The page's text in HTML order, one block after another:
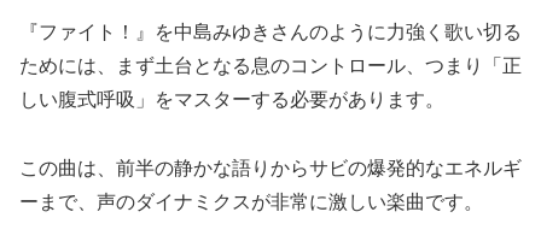
『ファイト！』を中島みゆきさんのように力強く歌い切る
ためには、まず土台となる息のコントロール、つまり「正
しい腹式呼吸」をマスターする必要があります。
この曲は、前半の静かな語りからサビの爆発的なエネルギ
ーまで、声のダイナミクスが非常に激しい楽曲です。